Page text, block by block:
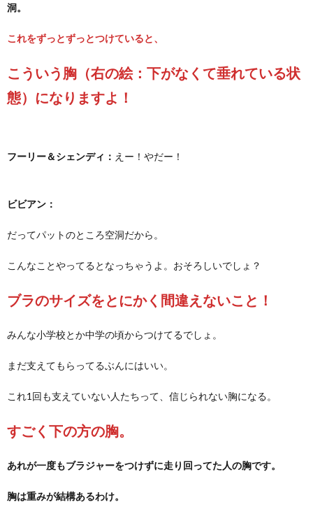
洞。
これをずっとずっとつけていると、
こういう胸（右の絵：下がなくて垂れている状
態）になりますよ！
フーリー＆シェンディ： えー！やだー！
ビビアン：
だってパットのところ空洞だから。
こんなことやってるとなっちゃうよ。おそろしいでしょ？
ブラのサイズをとにかく間違えないこと！
みんな小学校とか中学の頃からつけてるでしょ。
まだ支えてもらってるぶんにはいい。
これ1回も支えていない人たちって、信じられない胸になる。
すごく下の方の胸。
あれが一度もブラジャーをつけずに走り回ってた人の胸です。
胸は重みが結構あるわけ。